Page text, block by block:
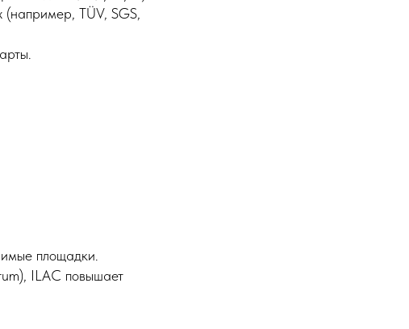
(например, TÜV, SGS,
площадки.
ILAC повышает